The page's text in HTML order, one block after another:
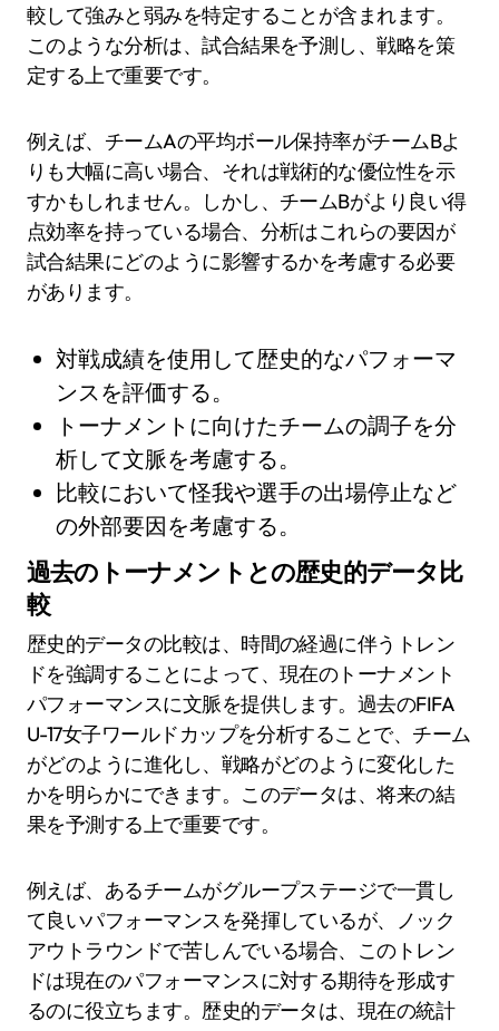
較して強みと弱みを特定することが含まれます。
このような分析は、試合結果を予測し、戦略を策
定する上で重要です。
例えば、チームAの平均ボール保持率がチームBよ
りも大幅に高い場合、それは戦術的な優位性を示
すかもしれません。しかし、チームBがより良い得
点効率を持っている場合、分析はこれらの要因が
試合結果にどのように影響するかを考慮する必要
があります。
対戦成績を使用して歴史的なパフォーマ
ンスを評価する。
トーナメントに向けたチームの調子を分
析して文脈を考慮する。
比較において怪我や選手の出場停止など
の外部要因を考慮する。
過去のトーナメントとの歴史的データ比
較
歴史的データの比較は、時間の経過に伴うトレン
ドを強調することによって、現在のトーナメント
パフォーマンスに文脈を提供します。過去のFIFA
U-17女子ワールドカップを分析することで、チーム
がどのように進化し、戦略がどのように変化した
かを明らかにできます。このデータは、将来の結
果を予測する上で重要です。
例えば、あるチームがグループステージで一貫し
て良いパフォーマンスを発揮しているが、ノック
アウトラウンドで苦しんでいる場合、このトレン
ドは現在のパフォーマンスに対する期待を形成す
るのに役立ちます。歴史的データは、現在の統計